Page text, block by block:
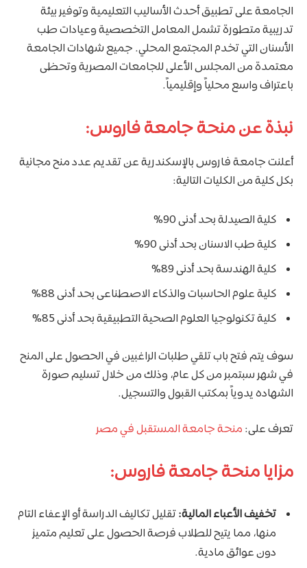
الجامعة على تطبيق أحدث الأساليب التعليمية وتوفير بيئة
تدريبية متطورة تشمل المعامل التخصصية وعيادات طب
الأسنان التي تخدم المجتمع المحلي. جميع شهادات الجامعة
معتمدة من المجلس الأعلى للجامعات المصرية وتحظى
باعتراف واسع محلياً وإقليمياً.
نبذة عن منحة جامعة فاروس:
أعلنت جامعة فاروس بالإسكندرية عن تقديم عدد منح مجانية
بكل كلية من الكليات التالية:
كلية الصيدلة بحد أدنى 90%
كلية طب الاسنان بحد أدنى 90%
كلية الهندسة بحد أدنى 89%
كلية علوم الحاسبات والذكاء الاصطناعى بحد أدنى 88%
كلية تكنولوجيا العلوم الصحية التطبيقية بحد أدنى 85%
سوف يتم فتح باب تلقي طلبات الراغبين في الحصول على المنح
في شهر سبتمبر من كل عام، وذلك من خلال تسليم صورة
الشهاده يدوياً بمكتب القبول والتسجيل.
تعرف على: منحة جامعة المستقبل في مصر
مزايا منحة جامعة فاروس:
تخفيف الأعباء المالية:تقليل تكاليف الدراسة أو الإعفاء التام
منها، مما يتيح للطلاب فرصة الحصول على تعليم متميز
دون عوائق مادية.